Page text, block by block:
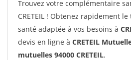
Trouvez votre complémentaire
CRETEIL ! Obtenez rapidement
santé adaptée à vos besoins à
devis en ligne à CRETEIL
mutuelles 94000 CRETEIL.